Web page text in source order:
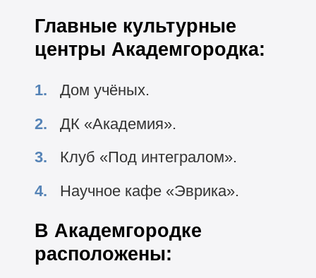
Главные культурные
центры Академгородка:
Дом учёных.
ДК «Академия».
Клуб «Под интегралом».
Научное кафе «Эврика».
В Академгородке
расположены: